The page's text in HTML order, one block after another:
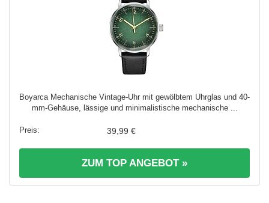
Boyarca Mechanische Vintage-Uhr mit gewölbtem Uhrglas und 40-
mm-Gehäuse, lässige und minimalistische mechanische ...
39,99 €
ZUM TOP ANGEBOT »